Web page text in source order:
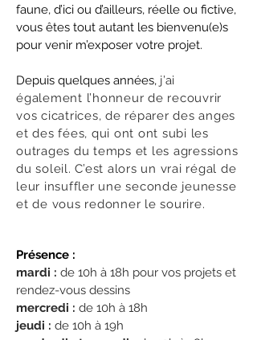
faune, d’ici ou d’ailleurs, réelle ou fictive,
vous êtes tout autant les bienvenu(e)s
pour venir m’exposer votre projet.
Depuis quelques années, j’ai
également l’honneur de recouvrir
vos cicatrices, de réparer des anges
et des fées, qui ont ont subi les
outrages du temps et les agressions
du soleil. C’est alors un vrai régal de
leur insuffler une seconde jeunesse
et de vous redonner le sourire.
Présence :
mardi : de 10h à 18h pour vos projets et
rendez-vous dessins
mercredi : de 10h à 18h
jeudi : de 10h à 19h